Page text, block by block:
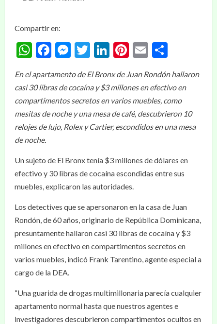
Compartir en:
WhatsApp
Facebook
Messenger
Twitter
LinkedIn
Pinterest
Email
En el apartamento de El Bronx de Juan Rondón hallaron
casi 30 libras de cocaína y $3 millones en efectivo en
compartimentos secretos en varios muebles, como
mesitas de noche y una mesa de café, descubrieron 10
relojes de lujo, Rolex y Cartier, escondidos en una mesa
de noche.
Un sujeto de El Bronx tenía $3 millones de dólares en
efectivo y 30 libras de cocaína escondidas entre sus
muebles, explicaron las autoridades.
Los detectives que se apersonaron en la casa de Juan
Rondón, de 60 años, originario de República Dominicana,
presuntamente hallaron casi 30 libras de cocaína y $3
millones en efectivo en compartimentos secretos en
varios muebles, indicó Frank Tarentino, agente especial a
cargo de la DEA.
“Una guarida de drogas multimillonaria parecía cualquier
apartamento normal hasta que nuestros agentes e
investigadores descubrieron compartimentos ocultos en